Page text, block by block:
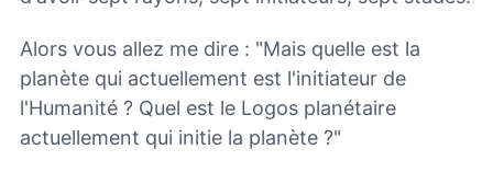
Alors vous allez me dire : "Mais quelle est la
planète qui actuellement est l'initiateur de
l'Humanité ? Quel est le Logos planétaire
actuellement qui initie la planète ?"